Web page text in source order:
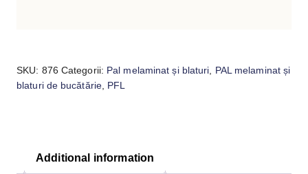
SKU: 876 Categorii: Pal melaminat și blaturi
PAL melaminat și
blaturi de bucătărie PFL
Additional information